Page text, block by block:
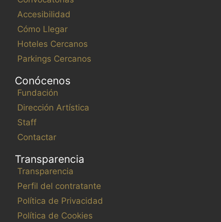
Accesibilidad
Cómo Llegar
Hoteles Cercanos
Parkings Cercanos
Conócenos
Fundación
Dirección Artística
Staff
Contactar
Transparencia
Transparencia
Perfil del contratante
Política de Privacidad
Política de Cookies